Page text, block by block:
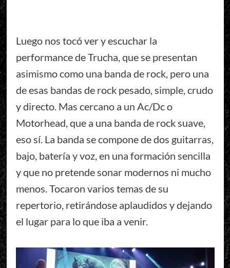
Luego nos tocó ver y escuchar la
performance de Trucha, que se presentan
asimismo como una banda de rock, pero una
de esas bandas de rock pesado, simple, crudo
y directo. Mas cercano a un Ac/Dc o
Motorhead, que a una banda de rock suave,
eso sí. La banda se compone de dos guitarras,
bajo, batería y voz, en una formación sencilla
y que no pretende sonar modernos ni mucho
menos. Tocaron varios temas de su
repertorio, retirándose aplaudidos y dejando
el lugar para lo que iba a venir.